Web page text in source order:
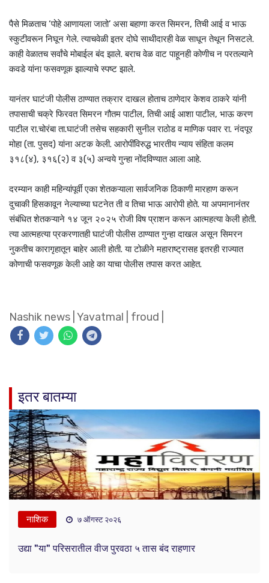
पैसे मिळताच ‘पोहे आणायला जातो’ असा बहाणा करत सिमरन, तिची आई व भाऊ
स्कुटीवरून निघून गेले. त्याचवेळी इतर दोघे साथीदारही वेळ साधून तेथून निसटले.
काही वेळातच सर्वांचे मोबाईल बंद झाले. बराच वेळ वाट पाहूनही कोणीच न परतल्याने
कवडे यांना फसवणूक झाल्याचे स्पष्ट झाले.
यानंतर घाटंजी पोलीस ठाण्यात तक्रार दाखल होताच ठाणेदार केशव ठाकरे यांनी
तपासाची चक्रे फिरवत सिमरन गौतम पाटील, तिची आई आशा पाटील, भाऊ करण
पाटील रा.चोरंबा ता.घाटंजी तसेच सहकारी सुनील राठोड व माणिक पवार रा. नंदपूर
मोहा (ता. पुसद) यांना अटक केली. आरोपींविरुद्ध भारतीय न्याय संहिता कलम
३१८(४), ३१६(२) व ३(५) अन्वये गुन्हा नोंदविण्यात आला आहे.
दरम्यान काही महिन्यांपूर्वी एका शेतकऱ्याला सार्वजनिक ठिकाणी मारहाण करून
दुचाकी हिसकावून नेल्याच्या घटनेत ती व तिचा भाऊ आरोपी होते. या अपमानानंतर
संबंधित शेतकऱ्याने १४ जून २०२५ रोजी विष प्राशन करून आत्महत्या केली होती.
त्या आत्महत्या प्रकरणातही घाटंजी पोलीस ठाण्यात गुन्हा दाखल असून सिमरन
नुकतीच कारागृहातून बाहेर आली होती. या टोळीने महाराष्ट्रासह इतरही राज्यात
कोणाची फसवणूक केली आहे का याचा पोलीस तपास करत आहेत.
Nashik news Yavatmal froud
इतर बातम्या
नाशिक ७ ऑगस्ट २०२६
उद्या "या" परिसरातील वीज पुरवठा ५ तास बंद राहणार